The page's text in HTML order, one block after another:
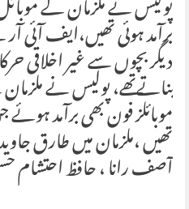
برآمد ہوئی تھیں،ایف آئی
دیگر بچوں سے غیر اخلاقی
بناتےتھے، پولیس نے
موبائلز فون بھی برآمد ہوئے
تھیں ،ملزمان میں طارق
آصف رانا ، حافظ